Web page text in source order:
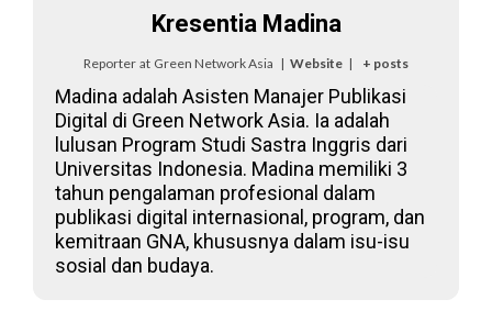
Kresentia Madina
Reporter at Green Network Asia | Website | + posts
Madina adalah Asisten Manajer Publikasi
Digital di Green Network Asia. Ia adalah
lulusan Program Studi Sastra Inggris dari
Universitas Indonesia. Madina memiliki 3
tahun pengalaman profesional dalam
publikasi digital internasional, program, dan
kemitraan GNA, khususnya dalam isu-isu
sosial dan budaya.